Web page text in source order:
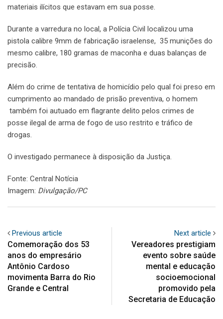
materiais ilícitos que estavam em sua posse.
Durante a varredura no local, a Polícia Civil localizou uma
pistola calibre 9mm de fabricação israelense, 35 munições do
mesmo calibre, 180 gramas de maconha e duas balanças de
precisão.
Além do crime de tentativa de homicídio pelo qual foi preso em
cumprimento ao mandado de prisão preventiva, o homem
também foi autuado em flagrante delito pelos crimes de
posse ilegal de arma de fogo de uso restrito e tráfico de
drogas.
O investigado permanece à disposição da Justiça.
Fonte: Central Notícia
Imagem: Divulgação/PC
Previous article
Comemoração dos 53
anos do empresário
Antônio Cardoso
movimenta Barra do Rio
Grande e Central
Next article
Vereadores prestigiam
evento sobre saúde
mental e educação
socioemocional
promovido pela
Secretaria de Educação